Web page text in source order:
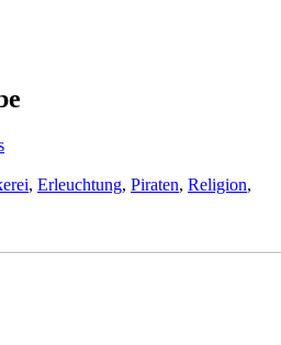
, Erleuchtung, Piraten, Religion,